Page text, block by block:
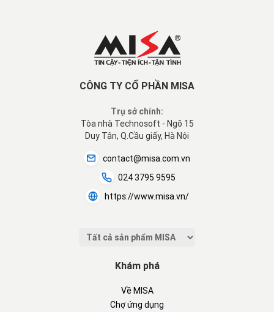
CÔNG TY CỔ PHẦN MISA
Trụ sở chính:
Tòa nhà Technosoft - Ngõ 15
Duy Tân, Q.Cầu giấy, Hà Nội
contact@misa.com.vn
024 3795 9595
https://www.misa.vn/
Khám phá
Về MISA
Chợ ứng dụng